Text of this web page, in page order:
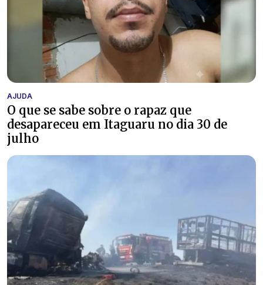
AJUDA
O que se sabe sobre o rapaz que
desapareceu em Itaguaru no dia 30 de
julho